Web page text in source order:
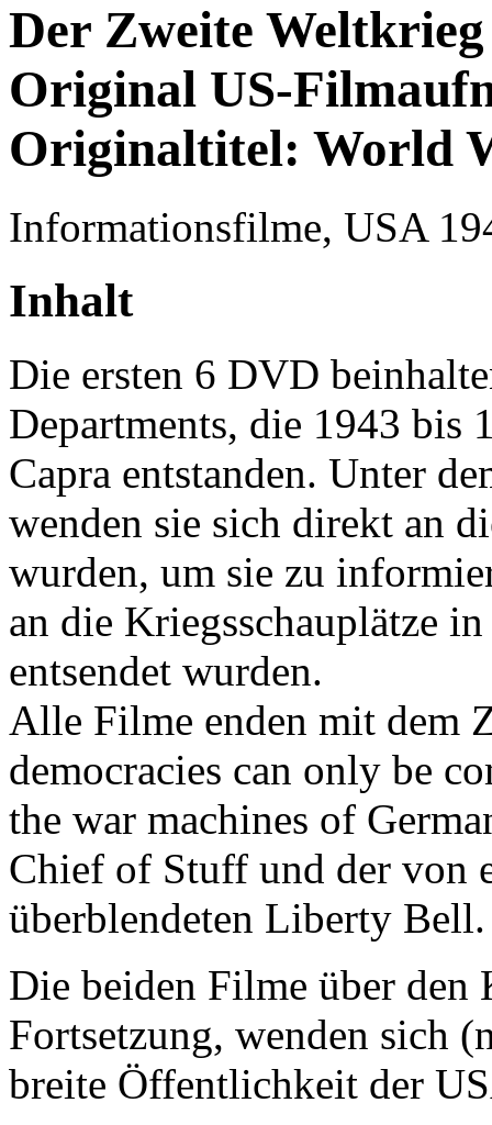
Der Zweite Weltkrieg
Original US-
Originaltitel: World
Informationsfilme, USA
Inhalt
Die ersten 6 DVD
Departments, die 1943 bis
Capra entstanden. Unter
wenden sie sich direkt an
wurden, um sie zu
an die Kriegsschauplätze
entsendet wurden.
Alle Filme enden mit dem
democracies can only be
the war machines of
Chief of Stuff und der von
überblendeten Liberty Bell.
Die beiden Filme über
Fortsetzung, wenden sich
breite Öffentlichkeit der